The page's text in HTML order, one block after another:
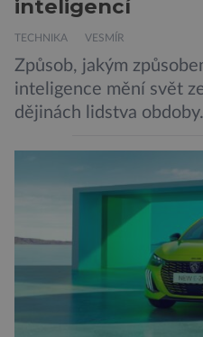
inteligencí
TECHNIKA VESMÍR
Způsob, jakým
inteligence mění svět
dějinách lidstva
bezpečnostní experti
méně nápadné riziko.
odborníků by už
pokročilé systémy AI
kybernetické útoky […]